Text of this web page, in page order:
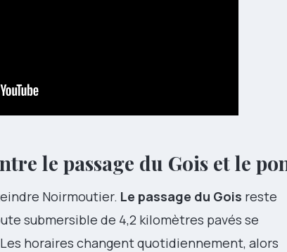
le passage du Gois et le
Noirmoutier. Le passage du Gois reste
submersible de 4,2 kilomètres pavés se
horaires changent quotidiennement, alors